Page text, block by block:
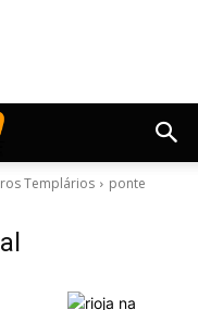
Templários
ponte